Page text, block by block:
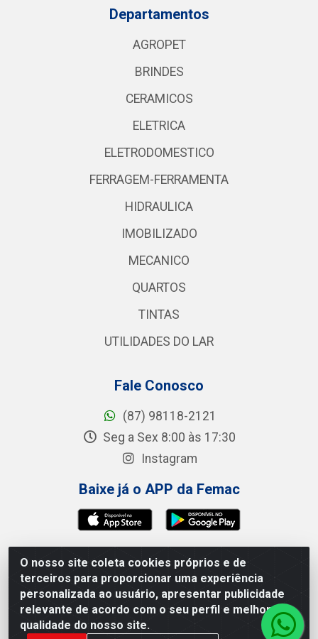
O nosso site coleta cookies próprios e de
terceiros para proporcionar uma experiência
personalizada ao usuário, apresentar publicidade
relevante de acordo com o seu perfil e melhorar a
qualidade do nosso site.
Departamentos
AGROPET
BRINDES
CERAMICOS
ELETRICA
ELETRODOMESTICO
FERRAGEM-FERRAMENTA
HIDRAULICA
IMOBILIZADO
MECANICO
QUARTOS
TINTAS
UTILIDADES DO LAR
Fale Conosco
(87) 98118-2121
Seg a Sex 8:00 às 17:30
Instagram
Baixe já o APP da Femac
Femac Distribuidora - 1a Travessa Siqueira Campos, 100 -
Centro, Brejão/PE - CEP 55.325-000 - CNPJ 09.266.030/0001-
19